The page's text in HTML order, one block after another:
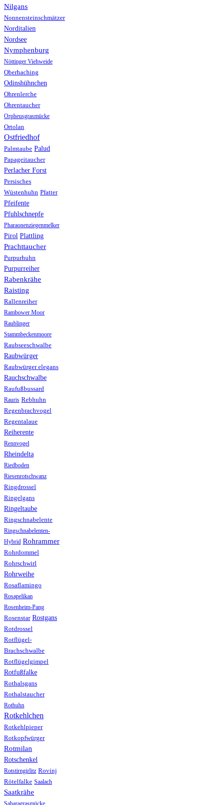
Nilgans
Nonnensteinschmätzer
Norditalien
Nordsee
Nymphenburg
Nöttinger Viehweide
Oberhaching
Odinshühnchen
Ohrenlerche
Ohrentaucher
Orpheusgrasmücke
Ortolan
Ostfriedhof
Palmtaube Palud
Papageitaucher
Perlacher Forst
Persisches
Wüstenhuhn Pfatter
Pfeifente
Pfuhlschnepfe
Pharaonenziegenmelker
Pirol Plattling
Prachttaucher
Purpurhuhn
Purpurreiher
Rabenkrähe
Raisting
Rallenreiher
Rambower Moor
Raublinger
Stammbeckenmoore
Raubseeschwalbe
Raubwürger
Raubwürger elegans
Rauchschwalbe
Raufußbussard
Rauris Rebhuhn
Regenbrachvogel
Regentalaue
Reiherente
Rennvogel
Rheindelta
Riedboden
Riesenrotschwanz
Ringdrossel
Ringelgans
Ringeltaube
Ringschnabelente
Ringschnabelenten-
Hybrid Rohrammer
Rohrdommel
Rohrschwirl
Rohrweihe
Rosaflamingo
Rosapelikan
Rosenheim-Pang
Rosenstar Rostgans
Rotdrossel
Rotflügel-
Brachschwalbe
Rotflügelgimpel
Rotfußfalke
Rothalsgans
Rothalstaucher
Rothuhn
Rotkehlchen
Rotkehlpieper
Rotkopfwürger
Rotmilan
Rotschenkel
Rotstirngirlitz Rovinj
Rötelfalke Saalach
Saatkrähe
Saharagrasmücke